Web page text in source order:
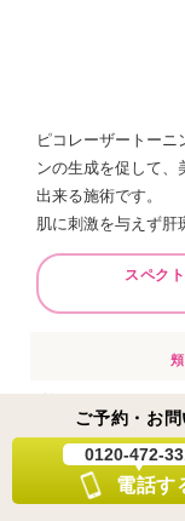
※価格は税込表示となって
ピコレーザートー
ンの生成を促して、
出来る施術です。
肌に刺激を与えず肝
スペク
ご予約・お
0120-472-
電話す